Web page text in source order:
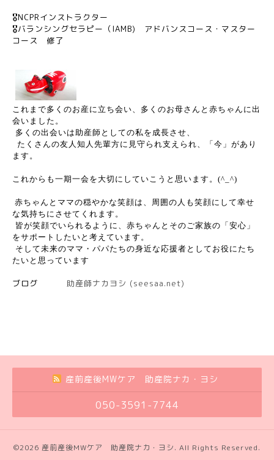
🎖NCPRインストラクター
🎖バランシングセラピー（IAMB) アドバンスコース・マスター
コース 修了
これ まで多くのお産に立ち会い、多くのお母さんと赤ちゃんに出
会いました。
多く の出会いは助産師としての私を成長させ
たくさんの友人知人先輩方に見守られ支えられ 、「今」があり
ます。
これから も一期一会を大切にしていこうと思います。 (^_^)
赤ちゃんとママの穏やかな笑顔は、周囲の人も笑顔にして幸せ
な気持ちにさせてくれます。
皆が笑顔でいられるように、赤ちゃんとそのご家族の「安心」
をサポート したいと考えています。
そして未来のママ・パパたちの身近な応援者としてお役にたち
たいと思っています
ブログ 助産師ナカヨシ (seesaa.net)
産前産後MWケア 助産院ナカ・ヨシ
050-3591-7744
©2026 産前産後MWケア 助産院ナカ・ヨシ. All Rights Reserved.